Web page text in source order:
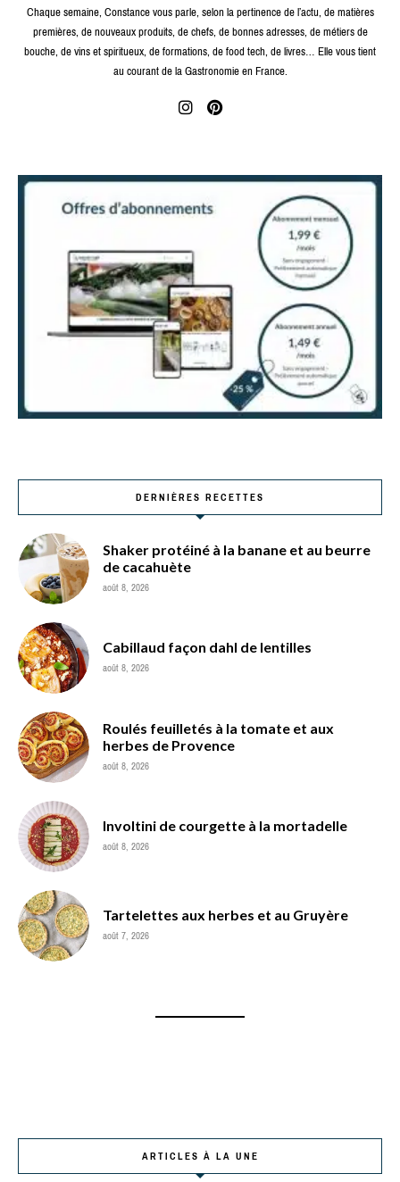
Chaque semaine, Constance vous parle, selon la pertinence de l’actu, de matières
premières, de nouveaux produits, de chefs, de bonnes adresses, de métiers de
bouche, de vins et spiritueux, de formations, de food tech, de livres… Elle vous tient
au courant de la Gastronomie en France.
DERNIÈRES RECETTES
Shaker protéiné à la banane et au beurre
de cacahuète
août 8, 2026
Cabillaud façon dahl de lentilles
août 8, 2026
Roulés feuilletés à la tomate et aux
herbes de Provence
août 8, 2026
Involtini de courgette à la mortadelle
août 8, 2026
Tartelettes aux herbes et au Gruyère
août 7, 2026
ARTICLES À LA UNE